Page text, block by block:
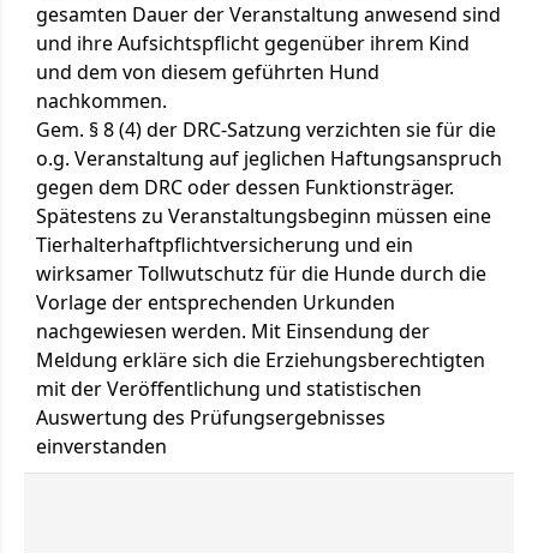
gesamten Dauer der Veranstaltung anwesend sind
und ihre Aufsichtspflicht gegenüber ihrem Kind
und dem von diesem geführten Hund
nachkommen.
Gem. § 8 (4) der DRC-Satzung verzichten sie für die
o.g. Veranstaltung auf jeglichen Haftungsanspruch
gegen dem DRC oder dessen Funktionsträger.
Spätestens zu Veranstaltungsbeginn müssen eine
Tierhalterhaftpflichtversicherung und ein
wirksamer Tollwutschutz für die Hunde durch die
Vorlage der entsprechenden Urkunden
nachgewiesen werden. Mit Einsendung der
Meldung erkläre sich die Erziehungsberechtigten
mit der Veröffentlichung und statistischen
Auswertung des Prüfungsergebnisses
einverstanden